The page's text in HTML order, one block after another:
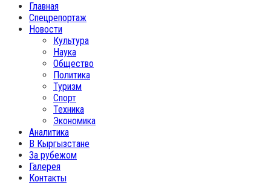
Главная
Спецрепортаж
Новости
Культура
Наука
Общество
Политика
Туризм
Спорт
Техника
Экономика
Аналитика
В Кыргызстане
За рубежом
Галерея
Контакты